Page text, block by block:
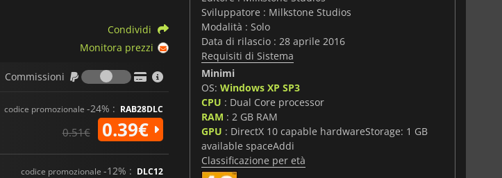
Condividi
Monitora prezzi
Commissioni
Commissioni
codice promozionale -24% : RAB28DLC
0.51€ 0.39€
codice promozionale -12% : DLC12
Sviluppatore : Milkstone Studios
Modalità : Solo
Data di rilascio : 28 aprile 2016
Requisiti di Sistema
Minimi
OS: Windows XP SP3
CPU : Dual Core processor
RAM : 2 GB RAM
GPU : DirectX 10 capable hardwareStorage: 1 GB
available spaceAddi
Classificazione per età